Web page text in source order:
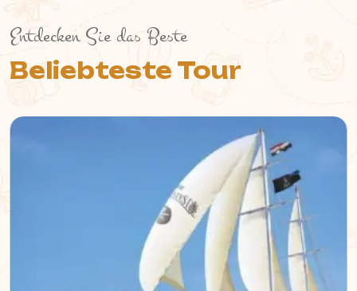
Entdecken Sie das Beste
Beliebteste Tour